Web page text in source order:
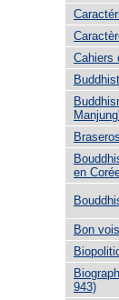
Cahiers
Braseros
en
Bon
943)